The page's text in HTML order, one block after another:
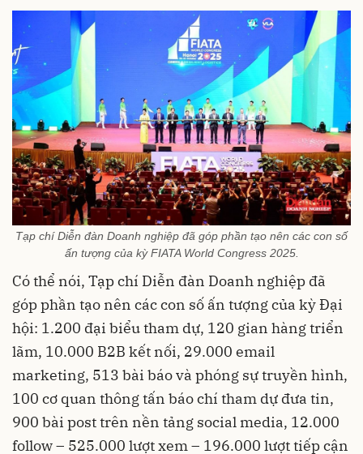
Tạp chí Diễn đàn Doanh nghiệp đã góp phần tạo nên các con số
ấn tượng của kỳ FIATA World Congress 2025.
Có thể nói, Tạp chí Diễn đàn Doanh nghiệp đã
góp phần tạo nên các con số ấn tượng của kỳ Đại
hội: 1.200 đại biểu tham dự, 120 gian hàng triển
lãm, 10.000 B2B kết nối, 29.000 email
marketing, 513 bài báo và phóng sự truyền hình,
100 cơ quan thông tấn báo chí tham dự đưa tin,
900 bài post trên nền tảng social media, 12.000
follow – 525.000 lượt xem – 196.000 lượt tiếp cận